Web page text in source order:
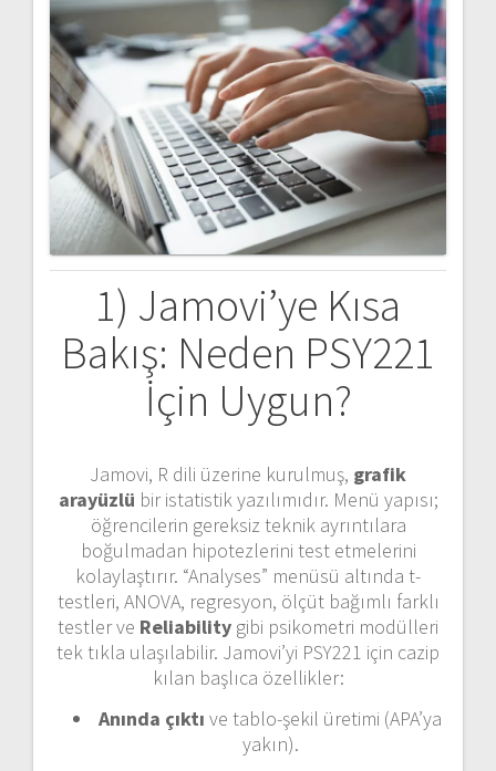
1) Jamovi’ye Kısa
Bakış: Neden PSY221
İçin Uygun?
Jamovi, R dili üzerine kurulmuş, grafik
arayüzlü bir istatistik yazılımıdır. Menü yapısı;
öğrencilerin gereksiz teknik ayrıntılara
boğulmadan hipotezlerini test etmelerini
kolaylaştırır. “Analyses” menüsü altında t-
testleri, ANOVA, regresyon, ölçüt bağımlı farklı
testler ve Reliability gibi psikometri modülleri
tek tıkla ulaşılabilir. Jamovi’yi PSY221 için cazip
kılan başlıca özellikler:
Anında çıktı ve tablo-şekil üretimi (APA’ya
yakın).